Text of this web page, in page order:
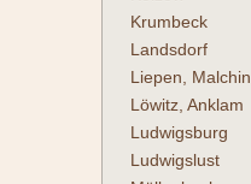
Krumbeck
Landsdorf
Liepen, Malchin
Löwitz, Anklam
Ludwigsburg
Ludwigslust